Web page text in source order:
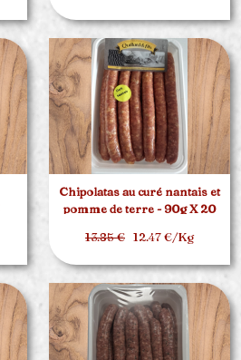
Chipolatas au curé nantais et
pomme de terre - 90g X 20
13.85 € 12.47 €/Kg